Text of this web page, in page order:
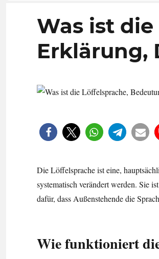
Was ist
Erklärung,
Die Löffelsprache ist eine,
systematisch verändert werden. Sie
dafür, dass Außenstehende die
Wie funktioniert